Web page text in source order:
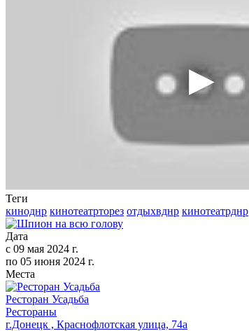
Теги
киноднр кинотеатрторез отдыхвднр кинотеатрднр
Дата
с 09 мая 2024 г.
по 05 июня 2024 г.
Места
Ресторан Усадьба
Рестораны
г.Донецк , Краснофлотская улица, 74а